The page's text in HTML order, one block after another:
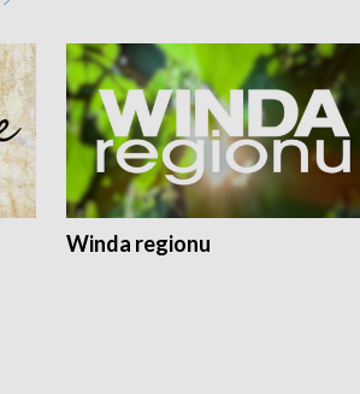
Winda regionu